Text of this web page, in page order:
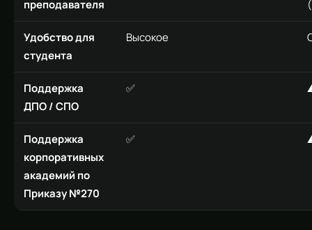
преподавателя
Удобство для
студента
Высокое
Поддержка
ДПО / СПО
✅
Поддержка
корпоративных
академий по
Приказу №270
✅